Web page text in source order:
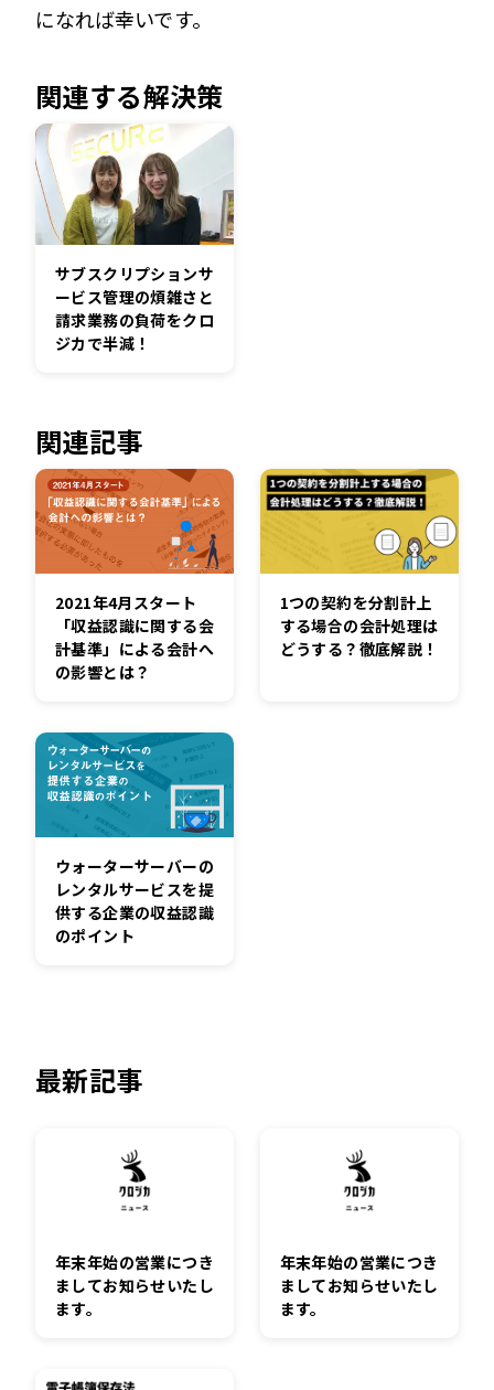
になれば幸いです。
関連する解決策
サブスクリプションサ
ービス管理の煩雑さと
請求業務の負荷をクロ
ジカで半減！
関連記事
2021年4月スタート
「収益認識に関する会
計基準」による会計へ
の影響とは？
1つの契約を分割計上
する場合の会計処理は
どうする？徹底解説！
ウォーターサーバーの
レンタルサービスを提
供する企業の収益認識
のポイント
最新記事
年末年始の営業につき
ましてお知らせいたし
ます。
年末年始の営業につき
ましてお知らせいたし
ます。